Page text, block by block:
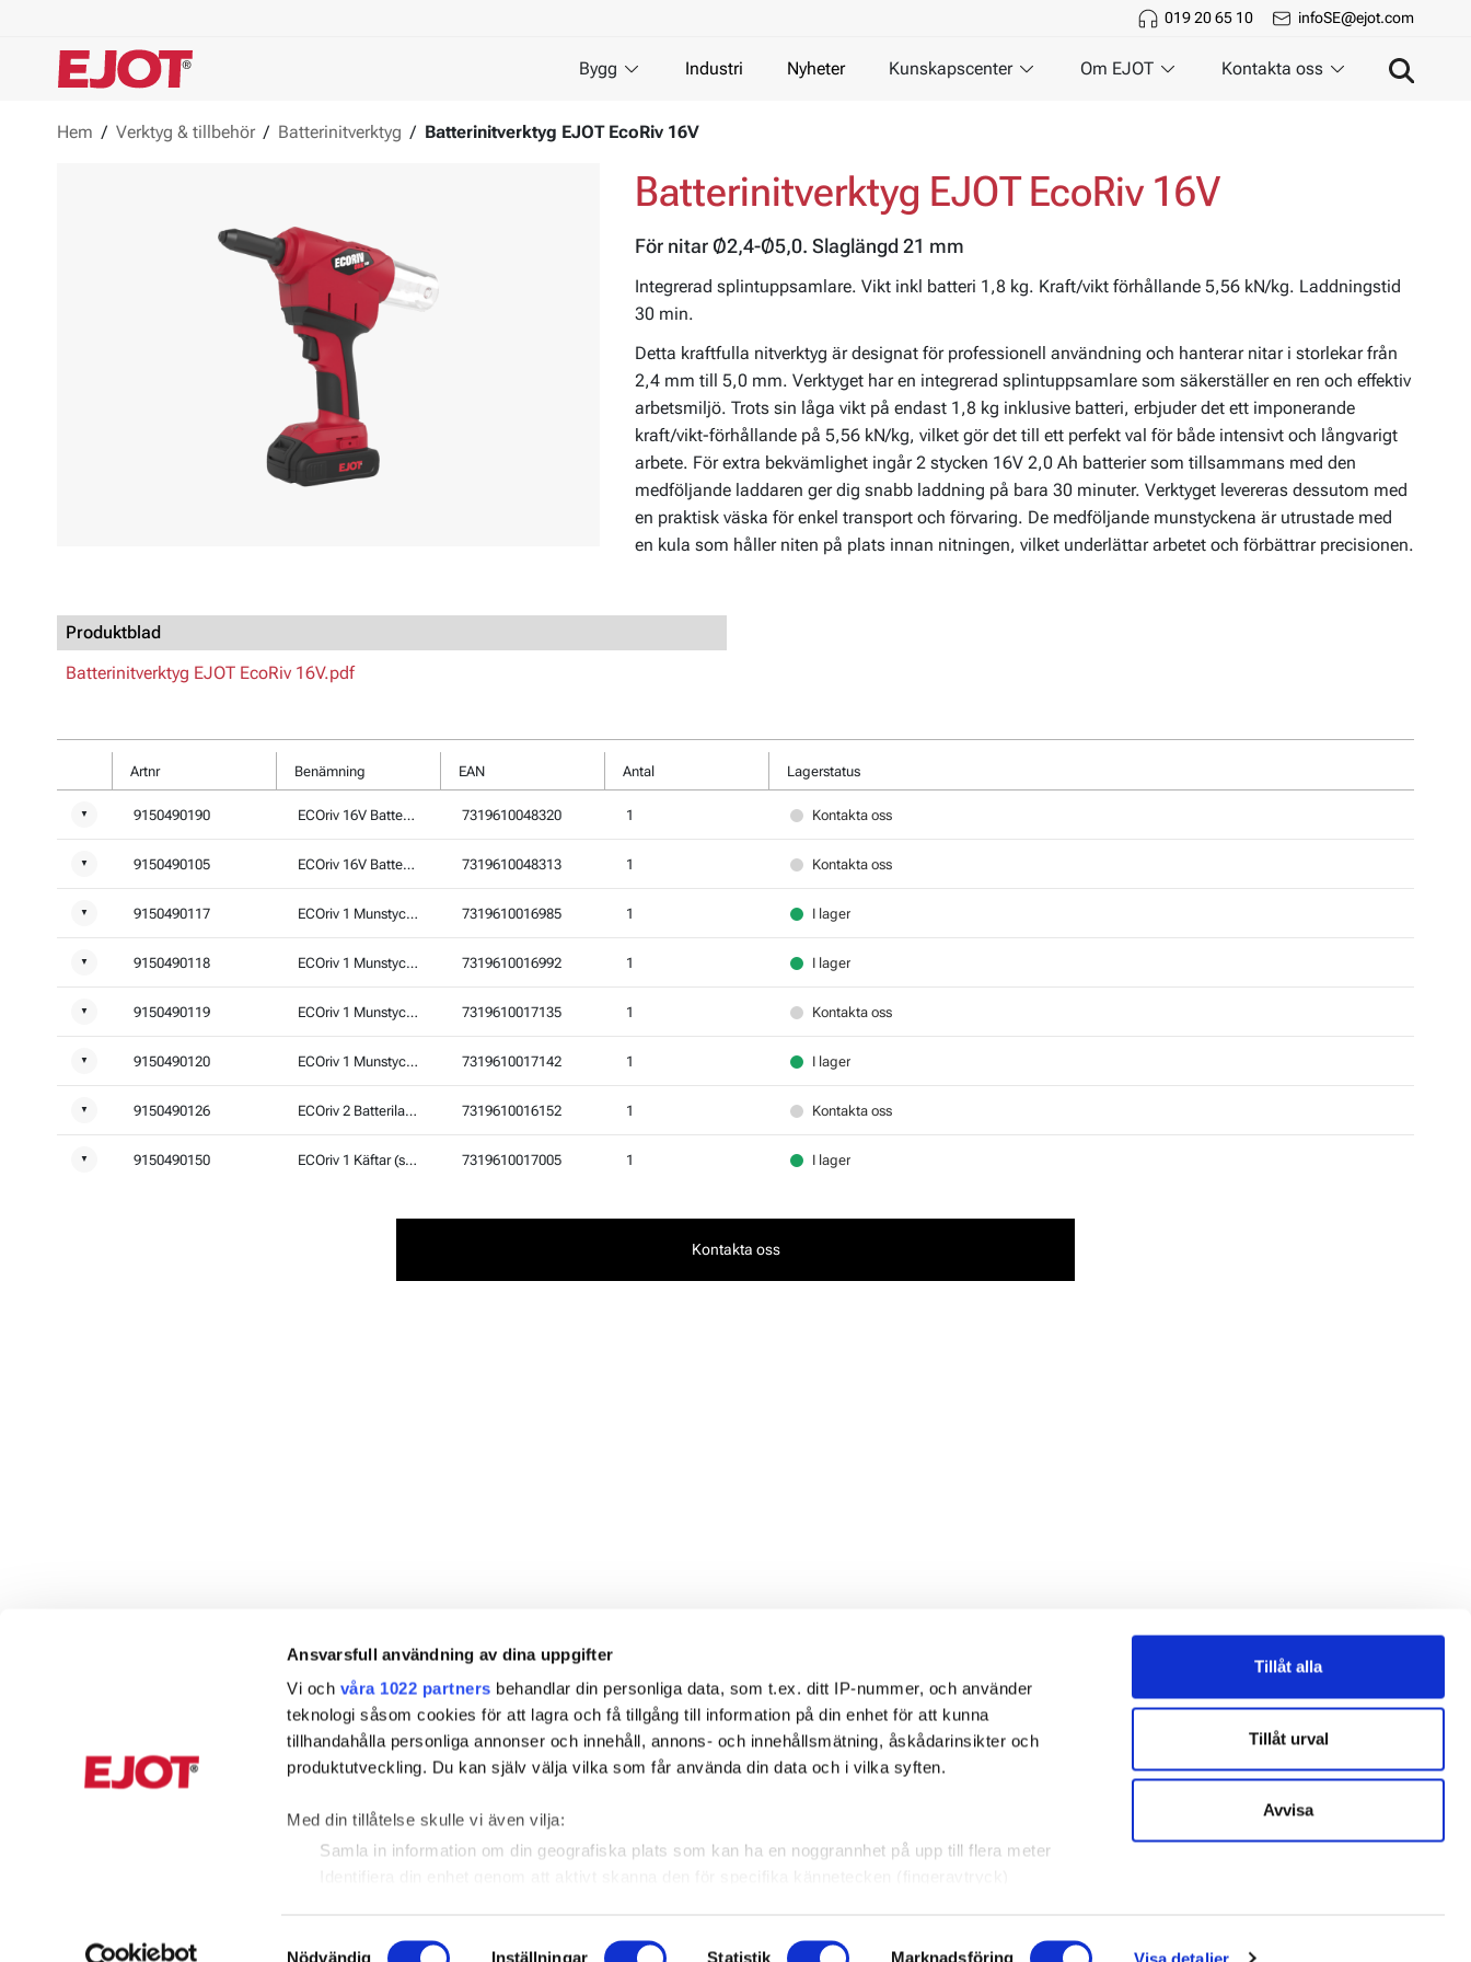
Ansvarsfull användning av dina uppgifter
Vi och våra 1022 partners behandlar din personliga data, som t.ex. ditt IP-nummer, och använder
teknologi såsom cookies för att lagra och få tillgång till information på din enhet för att kunna
tillhandahålla personliga annonser och innehåll, annons- och innehållsmätning, åskådarinsikter och
produktutveckling. Du kan själv välja vilka som får använda din data och i vilka syften.
Med din tillåtelse skulle vi även vilja:
Samla in information om din geografiska plats som kan ha en noggrannhet på upp till flera meter
Samtyckesval
Nödvändig Inställningar Statistik Marknadsföring Visa detaljer
Tillåt alla
Tillåt urval
Avvisa
019 20 65 10 infoSE@ejot.com
Bygg Industri Nyheter Kunskapscenter Om EJOT Kontakta oss
Hem / Verktyg & tillbehör / Batterinitverktyg / Batterinitverktyg EJOT EcoRiv 16V
Batterinitverktyg EJOT EcoRiv 16V
För nitar Ø2,4-Ø5,0. Slaglängd 21 mm
Integrerad splintuppsamlare. Vikt inkl batteri 1,8 kg. Kraft/vikt förhållande 5,56 kN/kg. Laddningstid
30 min.
Detta kraftfulla nitverktyg är designat för professionell användning och hanterar nitar i storlekar från
2,4 mm till 5,0 mm. Verktyget har en integrerad splintuppsamlare som säkerställer en ren och effektiv
arbetsmiljö. Trots sin låga vikt på endast 1,8 kg inklusive batteri, erbjuder det ett imponerande
kraft/vikt-förhållande på 5,56 kN/kg, vilket gör det till ett perfekt val för både intensivt och långvarigt
arbete. För extra bekvämlighet ingår 2 stycken 16V 2,0 Ah batterier som tillsammans med den
medföljande laddaren ger dig snabb laddning på bara 30 minuter. Verktyget levereras dessutom med
en praktisk väska för enkel transport och förvaring. De medföljande munstyckena är utrustade med
en kula som håller niten på plats innan nitningen, vilket underlättar arbetet och förbättrar precisionen.
Produktblad
Batterinitverktyg EJOT EcoRiv 16V.pdf
Artnr Benämning EAN Antal Lagerstatus
▼ 9150490190 ECOriv 16V Batterinitverktyg, inkl 2 batteri 7319610048320 1 Kontakta oss
▼ 9150490105 ECOriv 16V Batteri 4,0Ah 7319610048313 1 Kontakta oss
▼ 9150490117 ECOriv 1 Munstycke 3,0/3,2mm med kula 7319610016985 1 I lager
▼ 9150490118 ECOriv 1 Munstycke 4,8/5,0mm med kula 7319610016992 1 I lager
▼ 9150490119 ECOriv 1 Munstycke 4,0mm med kula 7319610017135 1 Kontakta oss
▼ 9150490120 ECOriv 1 Munstycke 2,4mm med kula 7319610017142 1 I lager
▼ 9150490126 ECOriv 2 Batteriladdare 220V typ C 7319610016152 1 Kontakta oss
▼ 9150490150 ECOriv 1 Käftar (set om 3st) 7319610017005 1 I lager
Kontakta oss
KUNDTJÄNST INFORMATION SOCIALA MEDIER